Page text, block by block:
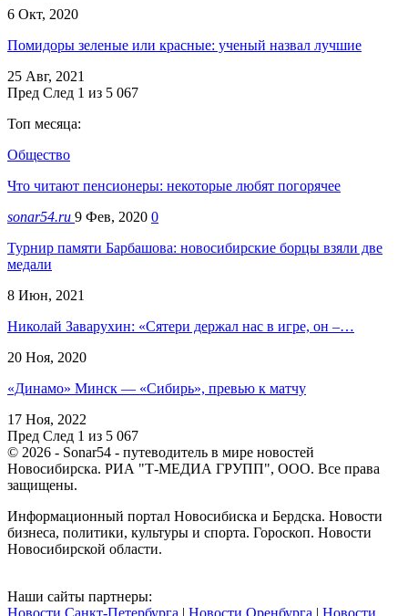
6 Окт, 2020
Помидоры зеленые или красные: ученый назвал лучшие
25 Авг, 2021
Пред След 1 из 5 067
Топ месяца:
Общество
Что читают пенсионеры: некоторые любят погорячее
sonar54.ru 9 Фев, 2020 0
Турнир памяти Барбашова: новосибирские борцы взяли две
медали
8 Июн, 2021
Николай Заварухин: «Сятери держал нас в игре, он –…
20 Ноя, 2020
«Динамо» Минск — «Сибирь», превью к матчу
17 Ноя, 2022
Пред След 1 из 5 067
© 2026 - Sonar54 - путеводитель в мире новостей
Новосибирска. РИА "Т-МЕДИА ГРУПП", ООО. Все права
защищены.
Информационный портал Новосибиска и Бердска. Новости
бизнеса, политики, культуры и спорта. Гороскоп. Новости
Новосибирской области.
Наши сайты партнеры:
Новости Санкт-Петербурга | Новости Оренбурга | Новости